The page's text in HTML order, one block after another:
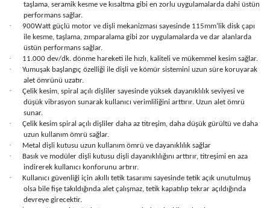
taşlama, seramik kesme ve kısaltma gibi en zorlu uygulamalarda dahi üstün
performans sağlar.
·
900Watt güçlü motor ve dişli mekanizması sayesinde 115mm’lik disk çapı
ile kesme, taşlama, zımparalama gibi zor uygulamalarda ve dar alanlarda
üstün performans sağlar.
· 11.000 dev/dk. dönme hareketi ile hızlı, kaliteli ve mükemmel kesim sağlar.
·
Yumuşak başlangıç özelliği ile dişli ve kömür sistemini uzun süre koruyarak
alet ömrünü uzatır.
·
Çelik kesim, spiral açılı dişliler sayesinde yüksek dayanıklılık seviyesi ve
düşük vibrasyon sunarak kullanıcı verimliliğini arttırır. Uzun alet ömrü
sunar.
·
Çelik kesim spiral açılı dişliler daha az titreşim, daha düşük gürültü ve daha
uzun kullanım ömrü sağlar.
· Metal dişli kutusu uzun kullanım ömrü ve dayanıklılık sağlar
·
Basık ve modüler dişli kutusu dişli dayanıklılığını arttırır, titreşimi en aza
indirerek kullanıcı konforunu artırır.
·
Kullanıcı güvenliği için akıllı tetik tasarımı sayesinde tetik açık unutulmuş
olsa bile fişe takıldığında alet çalışmaz, tetik kapatılıp tekrar açıldığında
devreye girecektir.